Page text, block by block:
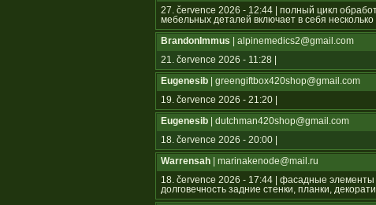
27. července 2026 - 12:44 | полный цикл
мебельных деталей включает в себя
BrandonImmus | alpinemedics2@gmail.com
21. července 2026 - 11:28 |
Eugenesib | greengiftbox420shop@gmail.com
19. července 2026 - 21:20 |
Eugenesib | dutchman420shop@gmail.com
18. července 2026 - 20:00 |
Warrensah | marinakenode@mail.ru
18. července 2026 - 17:44 | фасадные
долговечность задние стенки, планки,